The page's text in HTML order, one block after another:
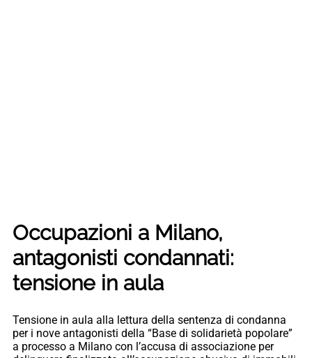
Occupazioni a Milano,
antagonisti condannati:
tensione in aula
Tensione in aula alla lettura della sentenza di condanna
per i nove antagonisti della “Base di solidarietà popolare”
a processo a Milano con l’accusa di associazione per